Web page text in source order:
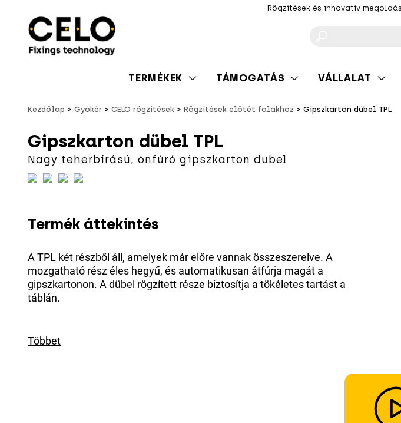
Rögzítések és innovatív
TERMÉKEK TÁMOGATÁS VÁLLALAT
Kezdőlap Gyökér CELO rögzítések Rögzítések előtét falakhoz Gipszkarton dübel TPL
Gipszkarton dübel TPL
Nagy teherbírású, önfúró gipszkarton dübel
Termék áttekintés
A TPL két részből áll, amelyek már előre vannak összeszerelve. A
mozgatható rész éles hegyű, és automatikusan átfúrja magát a
gipszkartonon. A dübel rögzített része biztosítja a tökéletes tartást a
táblán.
Többet